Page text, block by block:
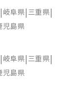
岐阜県 三重県
児島県
岐阜県 三重県
児島県